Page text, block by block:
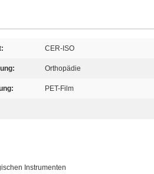
CER-ISO
Orthopädie
PET-Film
Instrumenten